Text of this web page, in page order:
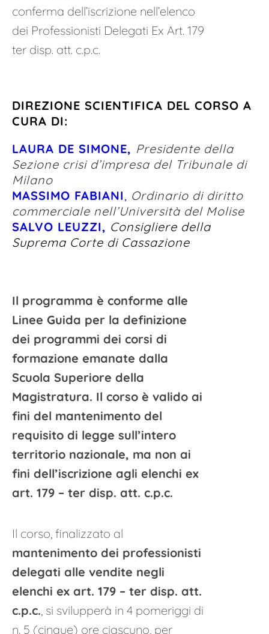
conferma dell’iscrizione nell’elenco
dei Professionisti Delegati Ex Art. 179
ter disp. att. c.p.c.
DIREZIONE SCIENTIFICA DEL CORSO A
CURA DI:
LAURA DE SIMONE, Presidente della
Sezione crisi d’impresa del Tribunale di
Milano
MASSIMO FABIANI, Ordinario di diritto
commerciale nell’Università del Molise
SALVO LEUZZI, Consigliere della
Suprema Corte di Cassazione
Il programma è conforme alle
Linee Guida per la definizione
dei programmi dei corsi di
formazione emanate dalla
Scuola Superiore della
Magistratura. Il corso è valido ai
fini del mantenimento del
requisito di legge sull’intero
territorio nazionale, ma non ai
fini dell’iscrizione agli elenchi ex
art. 179 – ter disp. att. c.p.c.
Il corso, finalizzato al
mantenimento dei professionisti
delegati alle vendite negli
elenchi ex art. 179 – ter disp. att.
c.p.c., si svilupperà in 4 pomeriggi di
n. 5 (cinque) ore ciascuno, per